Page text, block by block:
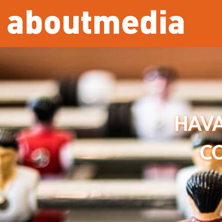
Overslaan en naar de inhoud gaan